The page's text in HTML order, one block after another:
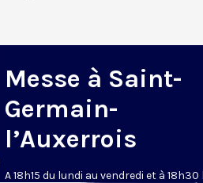
Messe à Saint-
Germain-
l’Auxerrois
A 18h15 du lundi au vendredi et à 18h30